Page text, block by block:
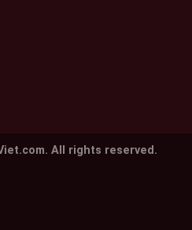
All rights reserved.